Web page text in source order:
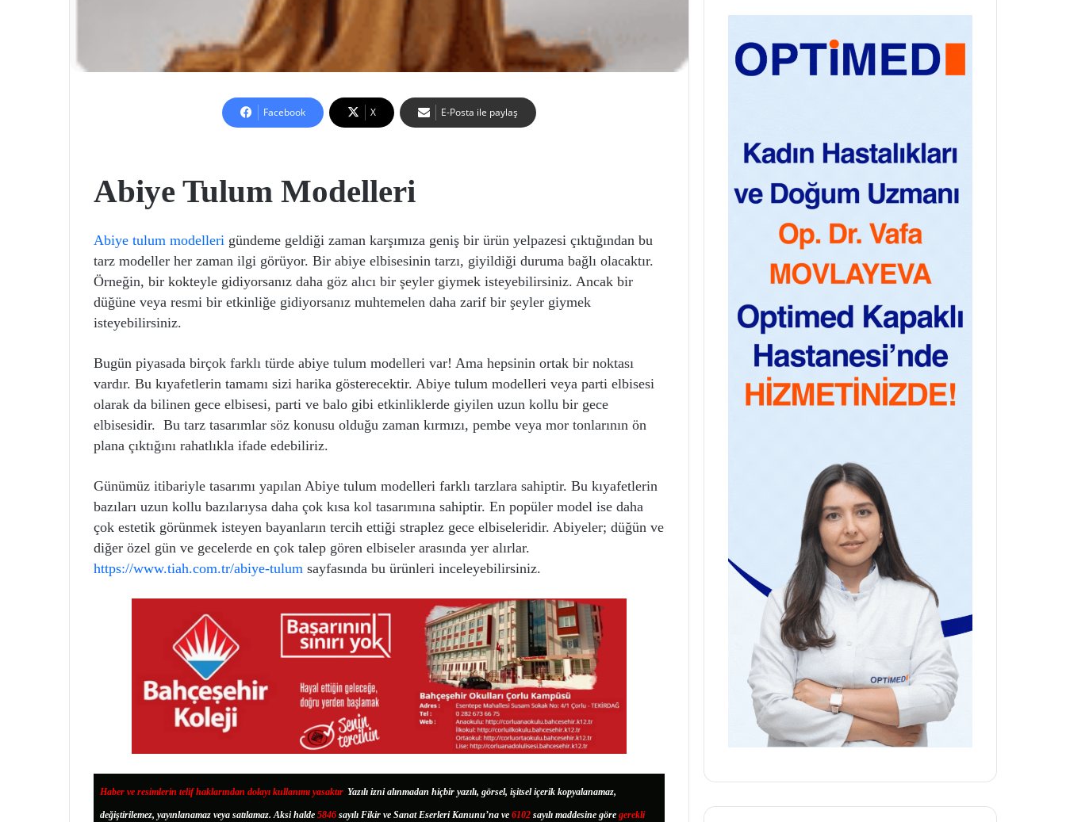
Facebook X E-Posta ile paylaş
Abiye Tulum Modelleri
Abiye tulum modelleri gündeme geldiği zaman karşımıza geniş bir ürün yelpazesi çıktığından bu
tarz modeller her zaman ilgi görüyor. Bir abiye elbisesinin tarzı, giyildiği duruma bağlı olacaktır.
Örneğin, bir kokteyle gidiyorsanız daha göz alıcı bir şeyler giymek isteyebilirsiniz. Ancak bir
düğüne veya resmi bir etkinliğe gidiyorsanız muhtemelen daha zarif bir şeyler giymek
isteyebilirsiniz.
Bugün piyasada birçok farklı türde abiye tulum modelleri var! Ama hepsinin ortak bir noktası
vardır. Bu kıyafetlerin tamamı sizi harika gösterecektir. Abiye tulum modelleri veya parti elbisesi
olarak da bilinen gece elbisesi, parti ve balo gibi etkinliklerde giyilen uzun kollu bir gece
elbisesidir. Bu tarz tasarımlar söz konusu olduğu zaman kırmızı, pembe veya mor tonlarının ön
plana çıktığını rahatlıkla ifade edebiliriz.
Günümüz itibariyle tasarımı yapılan Abiye tulum modelleri farklı tarzlara sahiptir. Bu kıyafetlerin
bazıları uzun kollu bazılarıysa daha çok kısa kol tasarımına sahiptir. En popüler model ise daha
çok estetik görünmek isteyen bayanların tercih ettiği straplez gece elbiseleridir. Abiyeler; düğün ve
diğer özel gün ve gecelerde en çok talep gören elbiseler arasında yer alırlar.
https://www.tiah.com.tr/abiye-tulum sayfasında bu ürünleri inceleyebilirsiniz.
Haber ve resimlerin telif haklarından dolayı kullanımı yasaktır. Yazılı izni alınmadan hiçbir yazılı, görsel, işitsel içerik kopyalanamaz,
değiştirilemez, yayınlanamaz veya satılamaz. Aksi halde 5846 sayılı Fikir ve Sanat Eserleri Kanunu’na ve 6102 sayılı maddesine göre gerekli